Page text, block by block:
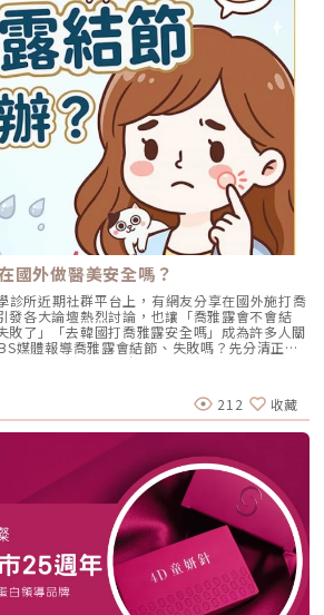
酸、與膠原蛋白增生劑：台灣美容皮膚科學大會
現場示範注射教學 為台下數百位皮膚科醫師
圖／凝境美學診所-曾繁聞醫師提供）玻尿酸包
朗、德國水無痕/保柔緹、瑞士 緹奧希/隱形玻尿
精確、不需等待、不需按摩，而且是唯一有降
調整。缺點-早期傳統的玻尿酸劑型，組織融合
造成日後塌陷、位移、變形等副作用，俗稱「記
、摸起來手感不真實。但隨著科技進步，現在有
新一代玻尿酸，減少了術後位移變形的機率，而
老醫學美容世界大會IMCAS邀請凝境美學診所曾
學示範案例：（圖／凝境美學診所-曾繁聞醫師
-曾繁聞醫師提供）膠原蛋白增生劑洢蓮絲
亮瓷Radiesse微晶瓷、艾麗斯Aesthefill聚雙旋
效果，後續接著膠原蛋白增生。優點是質地堅
酶，無法主動去除。而4D童妍針Sculptra舒顏
因為效果緩慢，且有產生結節硬塊的案例，因此
凝境美學診所院長擔任微晶瓷Radiesse晶亮瓷原
教學案例（圖／凝境美學診所-曾繁聞醫師提
之後，將脂肪以針筒或補脂槍填補凹陷。風險相
抽脂部位與補脂部位的瘀青腫脹和凹凸不平。雖
率的問題，意指有部分脂肪細胞死亡，效果不穩
在於一旦手術失敗不容易取出、即使效果不滿意
。而且存活下來的脂肪可能在未來隨著個人體
預測。至於鳳凰電波拉皮、音波拉提、索夫波
生膠原蛋白，但造成的效果是輪廓收緊、而不是
的凹陷。額頭填充究竟要打什麼，可以與經驗
、恢復期、期望的進步速度、希望的治療次數，
瑞典瑞絲朗玻尿酸原廠邀請凝境美學診所曾繁聞
技巧（圖／凝境美學診所-曾繁聞醫師提供）不
外，更重要的是醫師的美感與技術：額頭形狀的
立體結構的概念、並搭配整體臉型，並不是像
會造成怪異、不美觀、壽星公一般的額頭。需要
大小、髮際線高度、眉毛位置、太陽穴寬度、下
想要的飽滿程度、轉折強度，才能規劃出適合的
重要。瑞絲朗女神動態玻尿酸原廠指定凝境美學
射教學案例（圖／凝境美學診所-曾繁聞醫師提
置：額頭是一片皮包骨的廣大範圍，皮膚肌肉
需要精確的注射技巧、極度細心與耐心，才能把
深度層次：除了正確的注射位置以外，注射深度
國外做醫美安全嗎？
診所近期社群平台上，有網友分享在國外施打喬
發各大論壇熱烈討論，也讓「喬雅露會不會結
敗了」「去韓國打喬雅露安全嗎」成為許多人關
媒體報導喬雅露會結節、失敗嗎？先分清正常
節並不等於療程失敗，多數術後摸到的顆粒感來
載體，會自行消退；真正的結節則持續存在、
壓痛，兩者必須先分清楚，才能判斷是否需要處
節？喬雅露如何啟動膠原新生？喬雅露結節怎
式喬雅露結節的處理必須先分型再對應：早發性
方式為主，遲發性發炎結節則需由醫師評估後採
力按壓或推擠可能加重組織反應並不建議，確認
有效率的做法。韓國打喬雅露安全嗎？海外療程
的隱憂不在注射當下，而在於術後追蹤與併發症
時間作用的膠原增生劑，部分反應可能延後數週
旦發生結節，返國後往往找不到原醫師接手，追
難處在返國之後才浮現：接手的醫師不知道原本
、打了多少、打在哪一層，等於要在資訊不完整
社群上關於國人赴韓國流水線醫美診所施打喬雅
討論，凸顯的正是這個結構性斷點。如何降低喬
術後重點降低喬雅露結節與失敗風險的關鍵在於
212 收藏